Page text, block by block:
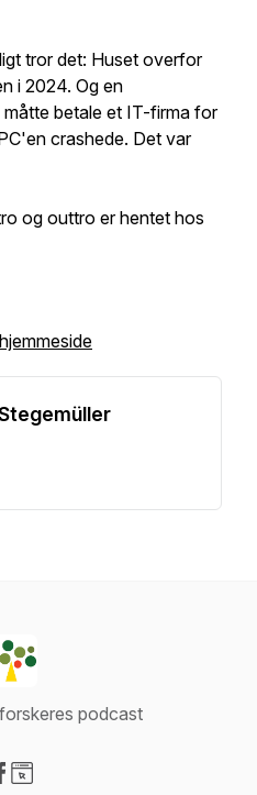
tror det: Huset overfor
i 2024. Og en
betale et IT-firma for
crashede. Det var
og outtro er hentet hos
podcast